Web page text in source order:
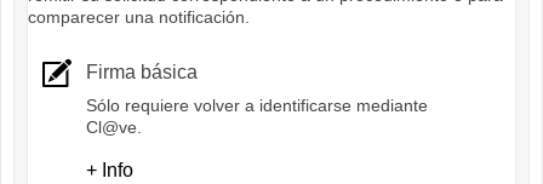
comparecer una notificación.
Firma básica
Sólo requiere volver a identificarse mediante
Cl@ve.
+ Info